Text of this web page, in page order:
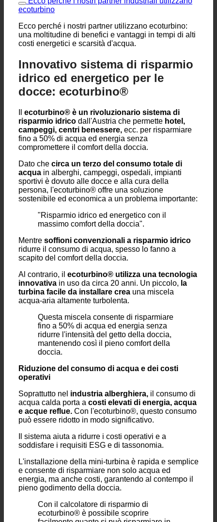
reflue più grandi.Cosa stiamo aspettando?
ecoturbino
Ecco perché i nostri partner utilizzano ecoturbino:
costi energetici e scarsità d'acqua.
Innovativo sistema di risparmio
idrico ed energetico per le
docce: ecoturbino®
Ilecoturbino® è un rivoluzionario sistema di
risparmio idricodall'Austria che permette
campeggi, centri benessere, ecc. per risparmiare
compromettere il comfort della doccia.
Dato che circa un terzo del consumo totale di
acquain alberghi, campeggi, ospedali, impianti
sportivi è dovuto alle docce e alla cura della
sostenibile ed economica a un problema importante:
massimo comfort della doccia".
Mentre soffioni convenzionali a risparmio idrico
scapito del comfort della doccia.
Al contrario, ilecoturbino® utilizza una tecnologia
innovativa in uso da circa 20 anni. Un piccolo,
acqua-aria altamente turbolenta.
Questa miscela consente di risparmiare
fino a 50% di acqua ed energia senza
ridurre l'intensità del getto della doccia,
doccia.
operativi
Soprattutto nelindustria alberghiera,il consumo di
acqua calda porta a costi elevati di energia, acqua
può essere ridotto in modo significativo.
soddisfare i requisiti ESG e di tassonomia.
L'installazione della mini-turbina è rapida e semplice
e consente di risparmiare non solo acqua ed
pieno godimento della doccia.